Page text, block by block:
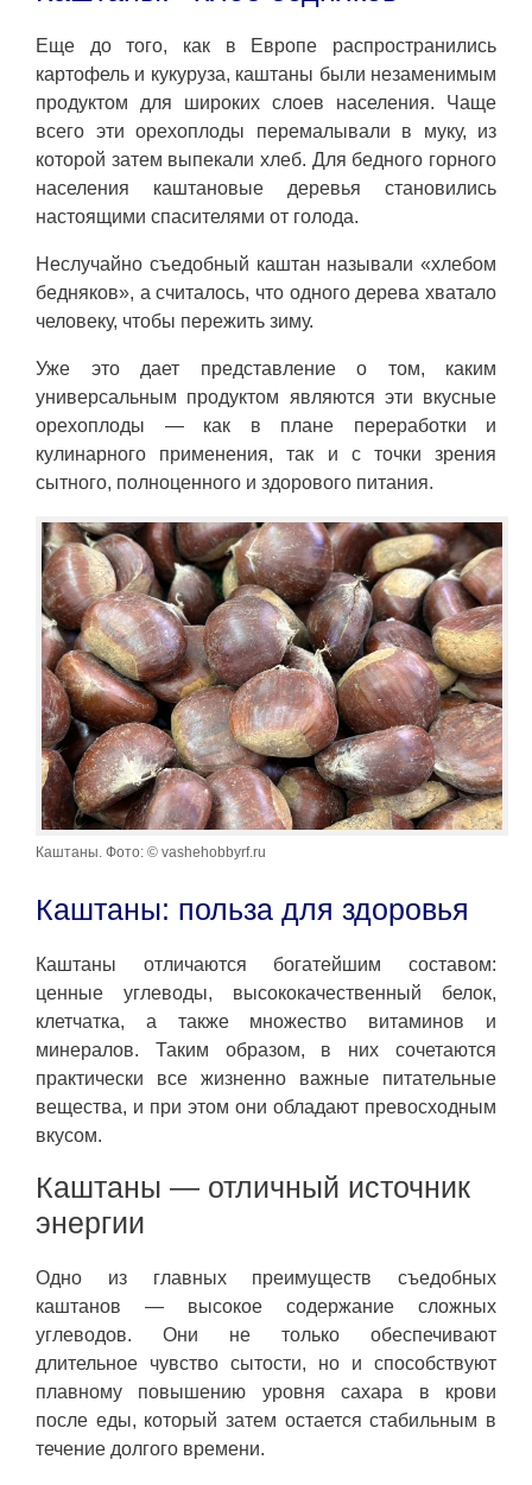
Еще до того, как в Европе распространились
картофель и кукуруза, каштаны были незаменимым
продуктом для широких слоев населения. Чаще
всего эти орехоплоды перемалывали в муку, из
которой затем выпекали хлеб. Для бедного горного
населения каштановые деревья становились
настоящими спасителями от голода.
Неслучайно съедобный каштан называли «хлебом
бедняков», а считалось, что одного дерева хватало
человеку, чтобы пережить зиму.
Уже это дает представление о том, каким
универсальным продуктом являются эти вкусные
орехоплоды — как в плане переработки и
кулинарного применения, так и с точки зрения
сытного, полноценного и здорового питания.
Каштаны. Фото: © vashehobbyrf.ru
Каштаны: польза для здоровья
Каштаны отличаются богатейшим составом:
ценные углеводы, высококачественный белок,
клетчатка, а также множество витаминов и
минералов. Таким образом, в них сочетаются
практически все жизненно важные питательные
вещества, и при этом они обладают превосходным
вкусом.
Каштаны — отличный источник
энергии
Одно из главных преимуществ съедобных
каштанов — высокое содержание сложных
углеводов. Они не только обеспечивают
длительное чувство сытости, но и способствуют
плавному повышению уровня сахара в крови
после еды, который затем остается стабильным в
течение долгого времени.